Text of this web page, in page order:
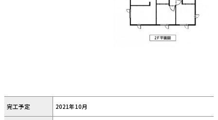
完工予定 2021年10月